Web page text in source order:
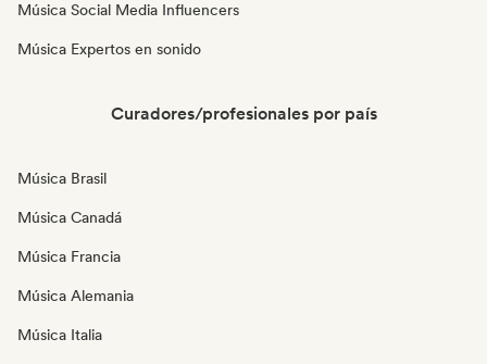
Música Social Media Influencers
Música Expertos en sonido
Curadores/profesionales por país
Música Brasil
Música Canadá
Música Francia
Música Alemania
Música Italia